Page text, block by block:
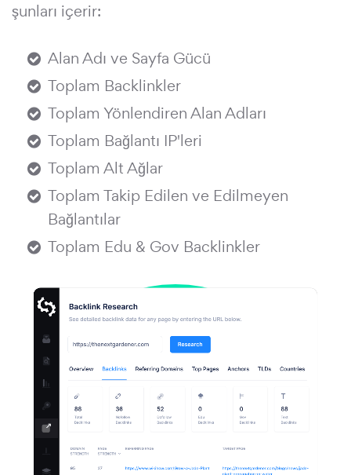
şunları içerir:
Alan Adı ve Sayfa Gücü
Toplam Backlinkler
Toplam Yönlendiren Alan Adları
Toplam Bağlantı IP'leri
Toplam Alt Ağlar
Toplam Takip Edilen ve Edilmeyen
Bağlantılar
Toplam Edu & Gov Backlinkler